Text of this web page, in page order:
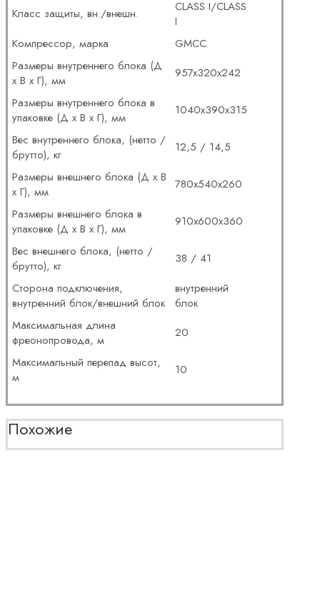
Класс защиты, вн./внешн.
CLASS I/CLASS
I
Компрессор, марка
GMCC
Размеры внутреннего блока (Д
x В x Г), мм
957x320x242
Размеры внутреннего блока в
упаковке (Д x В x Г), мм
1040x390x315
Вес внутреннего блока, (нетто /
брутто), кг
12,5 / 14,5
Размеры внешнего блока (Д x В
x Г), мм
780x540x260
Размеры внешнего блока в
упаковке (Д x В x Г), мм
910x600x360
Вес внешнего блока, (нетто /
брутто), кг
38 / 41
Сторона подключения,
внутренний блок/внешний блок
внутренний
блок
Максимальная длина
фреонопровода, м
20
Максимальный перепад высот,
м
10
Похожие